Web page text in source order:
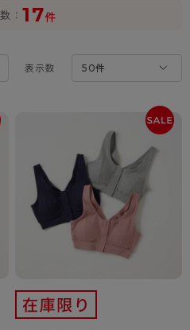
グ
キング
ソックス
し丈ソックス
ックス
し丈ソックス
ティブ
17件
表示数